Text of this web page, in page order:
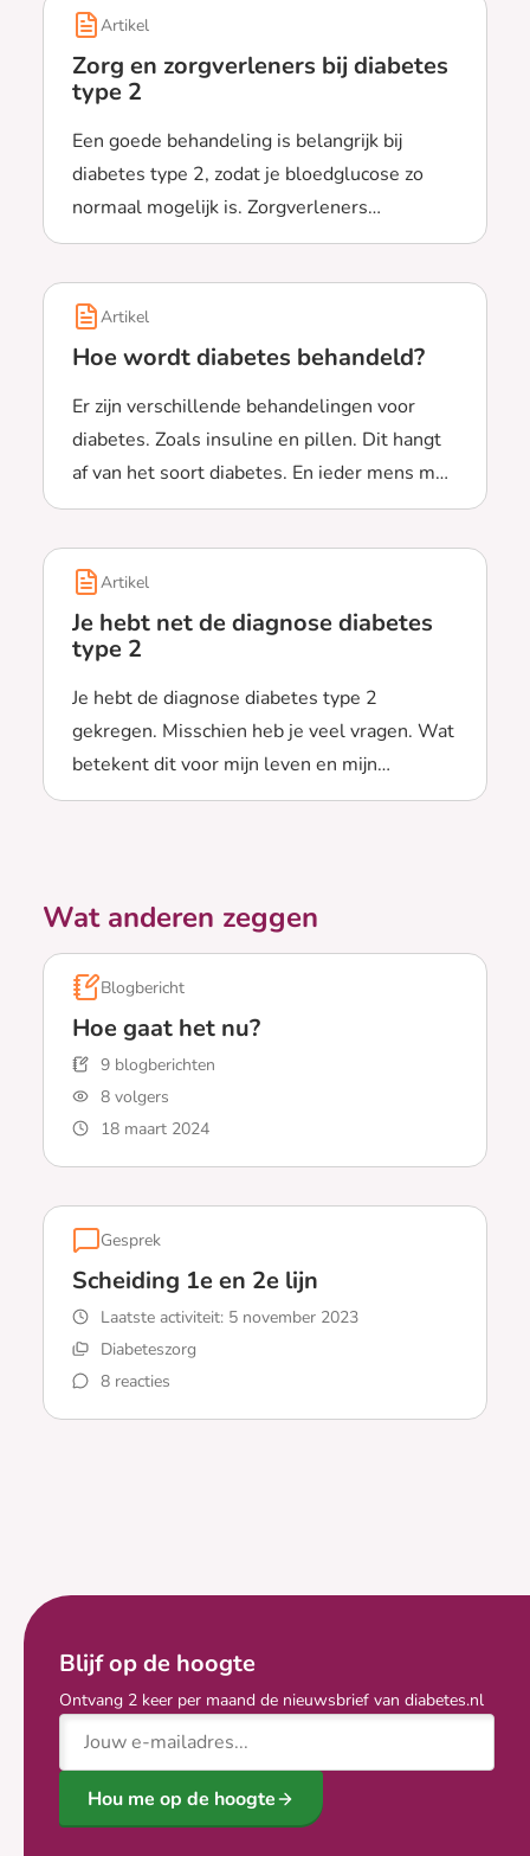
Artikel
Zorg en zorgverleners bij diabetes
type 2
Een goede behandeling is belangrijk bij
diabetes type 2, zodat je bloedglucose zo
normaal mogelijk is. Zorgverleners
begeleiden je hierbij. Je doet ook veel zelf.
Lees meer over Zorg en zorgverleners bij diabetes
Artikel
Hoe wordt diabetes behandeld?
Er zijn verschillende behandelingen voor
diabetes. Zoals insuline en pillen. Dit hangt
af van het soort diabetes. En ieder mens met
diabetes is anders.
Lees meer over Hoe wordt diabetes behandeld?
Artikel
Je hebt net de diagnose diabetes
type 2
Je hebt de diagnose diabetes type 2
gekregen. Misschien heb je veel vragen. Wat
betekent dit voor mijn leven en mijn
gezondheid? Je ziet hier informatie om mee
Lees meer over Je hebt net de diagnose diabetes
Wat anderen zeggen
Blogbericht
Hoe gaat het nu?
9 blogberichten
8 volgers
18 maart 2024
Lees meer over Hoe gaat het nu?
Gesprek
Scheiding 1e en 2e lijn
Laatste activiteit: 5 november 2023
Diabeteszorg
8 reacties
Lees meer over Scheiding 1e en 2e lijn
Blijf op de hoogte
Ontvang 2 keer per maand de nieuwsbrief van diabetes.nl
E-mailadres
Hou me op de hoogte